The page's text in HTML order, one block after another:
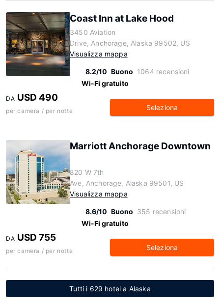
Coast Inn at Lake Hood
3450 Aviation
Drive, Anchorage, Alaska 99502, US
Visualizza mappa
8.2/10 Buono 1064 recensioni
Wi-Fi gratuito
DA USD 490
per camera / per notte Seleziona
Marriott Anchorage Downtown
820 W 7th
Ave, Anchorage, Alaska 99501, US
Visualizza mappa
8.6/10 Buono 355 recensioni
Wi-Fi gratuito
DA USD 755
per camera / per notte Seleziona
Tutti i 629 hotel a Alaska